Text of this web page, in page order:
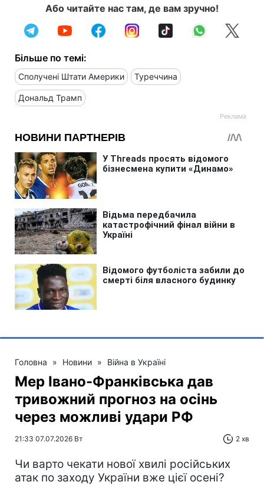
Або читайте нас там, де вам зручно!
Більше по темі:
Сполучені Штати Америки Туреччина
Дональд Трамп
Головна » Новини » Війна в Україні
Мер Івано-Франківська дав
тривожний прогноз на осінь
через можливі удари РФ
21:33 07.07.2026 Вт 2 хв
Чи варто чекати нової хвилі російських
атак по заходу України вже цієї осені?